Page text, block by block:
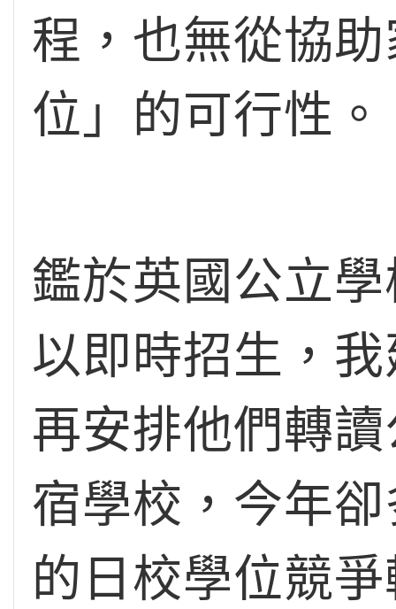
程，也無從協
位」的可行性。
鑑於英國公立
以即時招生，
再安排他們轉
宿學校，今年
的日校學位競